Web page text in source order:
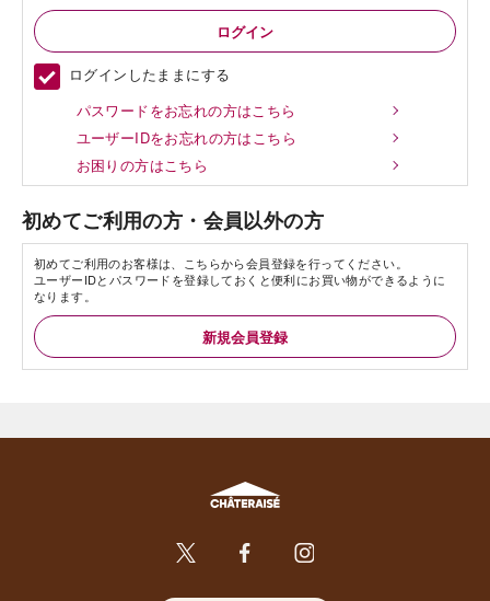
ログインしたままにする
パスワードをお忘れの方はこちら
ユーザーIDをお忘れの方はこちら
お困りの方はこちら
初めてご利用の方・会員以外の方
初めてご利用のお客様は、こちらから会員登録を行ってください。
ユーザーIDとパスワードを登録しておくと便利にお買い物ができるように
なります。